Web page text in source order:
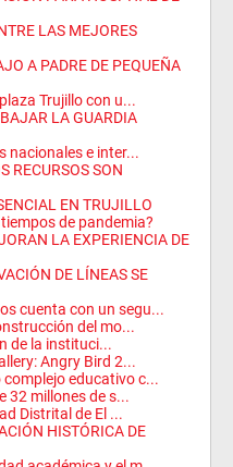
LAS MEJORES
A PADRE DE PEQUEÑA
Trujillo con u...
LA GUARDIA
nacionales e inter...
RECURSOS SON
EN TRUJILLO
de pandemia?
LA EXPERIENCIA DE
DE LÍNEAS SE
cuenta con un segu...
del mo...
de la instituci...
Angry Bird 2...
educativo c...
32 millones de s...
Distrital de El ...
HISTÓRICA DE